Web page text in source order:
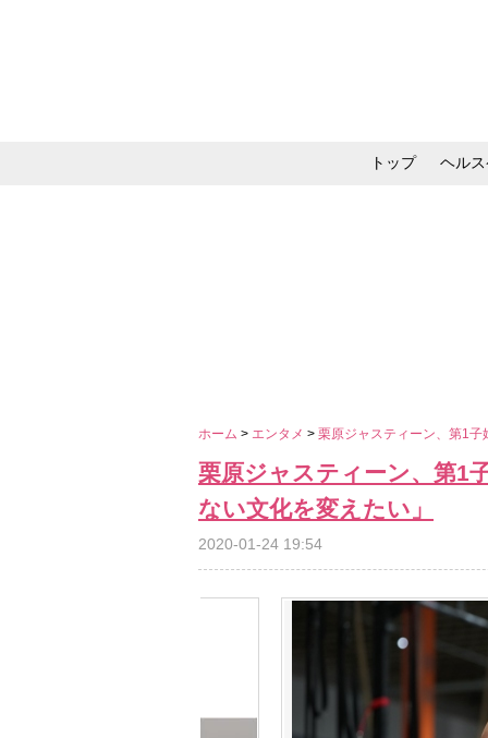
トップ ヘル
ホーム > エンタメ > 栗原ジャスティーン、第1
栗原ジャスティーン、第1
ない文化を変えたい」
2020-01-24 19:54